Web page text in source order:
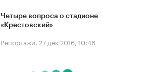
Четыре вопроса о стадионе
«Крестовский»
Репортажи. 27 дек 2016, 10:46